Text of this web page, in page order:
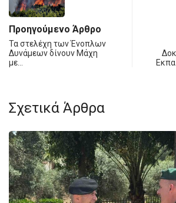
Προηγούμενο Άρθρο
Τα στελέχη των Ένοπλων
Δυνάμεων δίνουν Μάχη
με…
Σχετικά Άρθρα